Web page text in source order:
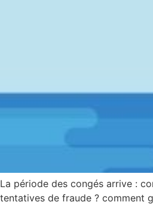
La période des congés arrive :
tentatives de fraude ? comment